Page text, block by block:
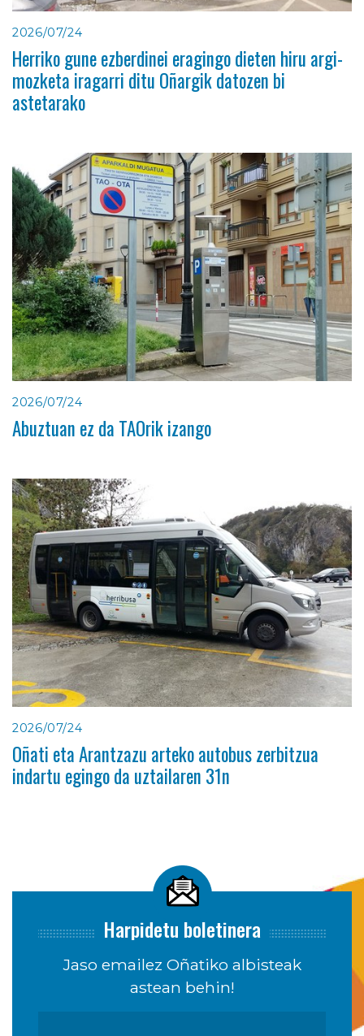
2026/07/24
Herriko gune ezberdinei eragingo dieten hiru argi-
mozketa iragarri ditu Oñargik datozen bi
astetarako
2026/07/24
Abuztuan ez da TAOrik izango
2026/07/24
Oñati eta Arantzazu arteko autobus zerbitzua
indartu egingo da uztailaren 31n
Harpidetu boletinera
Jaso emailez Oñatiko albisteak
astean behin!